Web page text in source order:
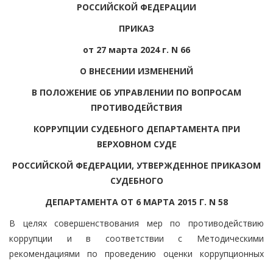
РОССИЙСКОЙ ФЕДЕРАЦИИ
ПРИКАЗ
от 27 марта 2024 г. N 66
О ВНЕСЕНИИ ИЗМЕНЕНИЙ
В ПОЛОЖЕНИЕ ОБ УПРАВЛЕНИИ ПО ВОПРОСАМ
ПРОТИВОДЕЙСТВИЯ
КОРРУПЦИИ СУДЕБНОГО ДЕПАРТАМЕНТА ПРИ
ВЕРХОВНОМ СУДЕ
РОССИЙСКОЙ ФЕДЕРАЦИИ, УТВЕРЖДЕННОЕ ПРИКАЗОМ
СУДЕБНОГО
ДЕПАРТАМЕНТА ОТ 6 МАРТА 2015 Г. N 58
В целях совершенствования мер по противодействию
коррупции и в соответствии с Методическими
рекомендациями по проведению оценки коррупционных